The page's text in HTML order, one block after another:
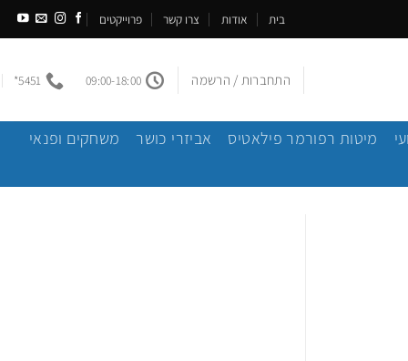
בית אודות צרו קשר פרוייקטים
התחברות / הרשמה 09:00-18:00
5451*
מיטות רפורמר פילאטיס אביזרי כושר
משחקים ופנאי